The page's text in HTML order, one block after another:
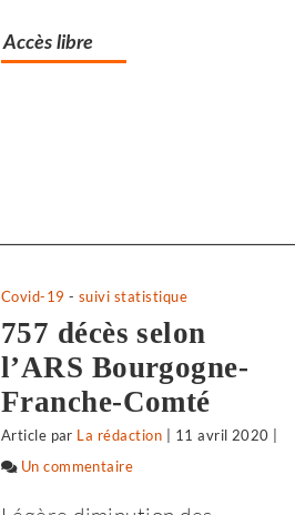
modestes
Accès libre
Covid-19 - suivi statistique
757 décès selon
l’ARS Bourgogne-
Franche-Comté
Article par La rédaction 11 avril 2020
Un commentaire